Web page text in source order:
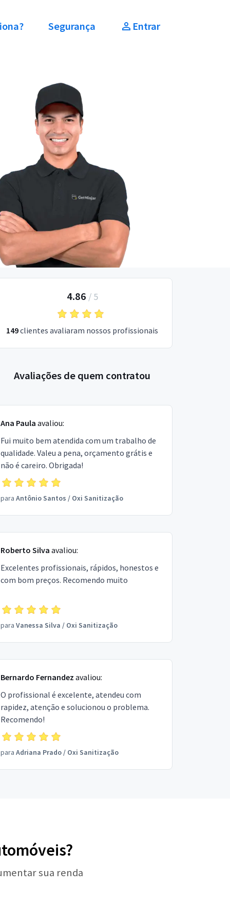
Segurança Entrar
4.86 / 5
149clientes avaliaram nossos profissionais
Avaliações de quem contratou
Ana Paula avaliou:
Fui muito bem atendida com um trabalho de
qualidade. Valeu a pena, orçamento grátis e
não é careiro. Obrigada!
para Antônio Santos / Oxi Sanitização
Roberto Silva avaliou:
Excelentes profissionais, rápidos, honestos e
com bom preços. Recomendo muito
para Vanessa Silva / Oxi Sanitização
Bernardo Fernandez avaliou:
O profissional é excelente, atendeu com
rapidez, atenção e solucionou o problema.
Recomendo!
para Adriana Prado/ Oxi Sanitização
sua renda